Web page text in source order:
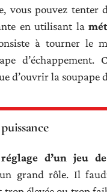
vous pouvez tenter
en utilisant la
à tourner le
d’échappement.
d’ouvrir la soupape
réglage d’un jeu
grand rôle. Il